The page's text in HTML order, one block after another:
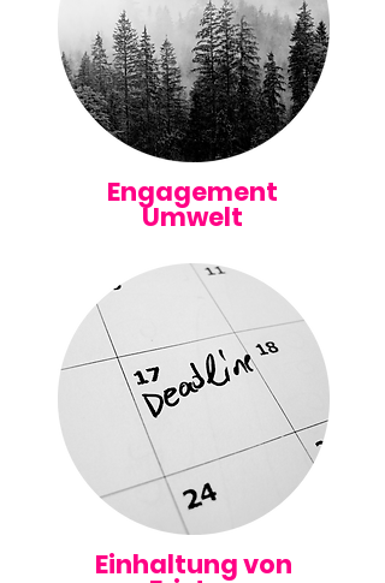
Engagement
Umwelt
Einhaltung von